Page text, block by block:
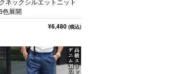
色展開
¥6,480 (税込)